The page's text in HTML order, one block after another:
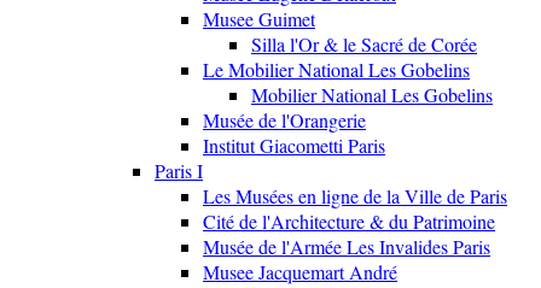
Musee Guimet
Silla l'Or & le Sacré de Corée
Le Mobilier National Les Gobelins
Mobilier National Les Gobelins
Musée de l'Orangerie
Institut Giacometti Paris
Paris I
Les Musées en ligne de la Ville de Paris
Cité de l'Architecture & du Patrimoine
Musée de l'Armée Les Invalides Paris
Musee Jacquemart André